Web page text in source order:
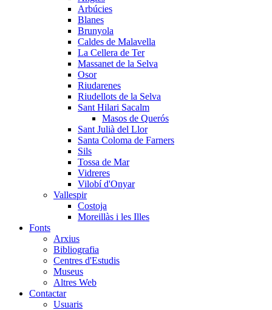
Arbúcies
Blanes
Brunyola
Caldes de Malavella
La Cellera de Ter
Massanet de la Selva
Osor
Riudarenes
Riudellots de la Selva
Sant Hilari Sacalm
Masos de Querós
Sant Julià del Llor
Santa Coloma de Farners
Sils
Tossa de Mar
Vidreres
Vilobí d'Onyar
Vallespir
Costoja
Moreillàs i les Illes
Fonts
Arxius
Bibliografia
Centres d'Estudis
Museus
Altres Web
Contactar
Usuaris